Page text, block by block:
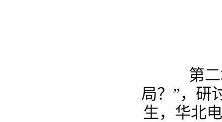
第二场
局？”，研
生，华北